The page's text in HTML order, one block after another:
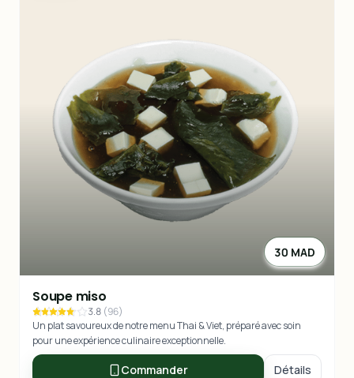
30 MAD
Soupe miso
3.8 (96)
Un plat savoureux de notre menu Thai & Viet, préparé avec soin
pour une expérience culinaire exceptionnelle.
Commander Détails